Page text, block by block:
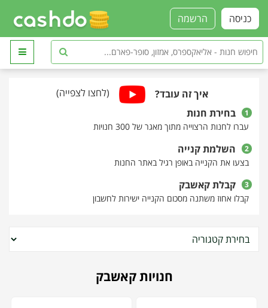
הרשמה כניסה
איך זה עובד? (לחצו לצפייה)
1 בחירת חנות
עברו לחנות הרצוייה מתוך מאגר של 300 חנויות
2 השלמת קנייה
בצעו את הקנייה באופן רגיל באתר החנות
3 קבלת קאשבק
קבלו אחוז משתנה מסכום הקנייה ישירות לחשבון
חנויות קאשבק